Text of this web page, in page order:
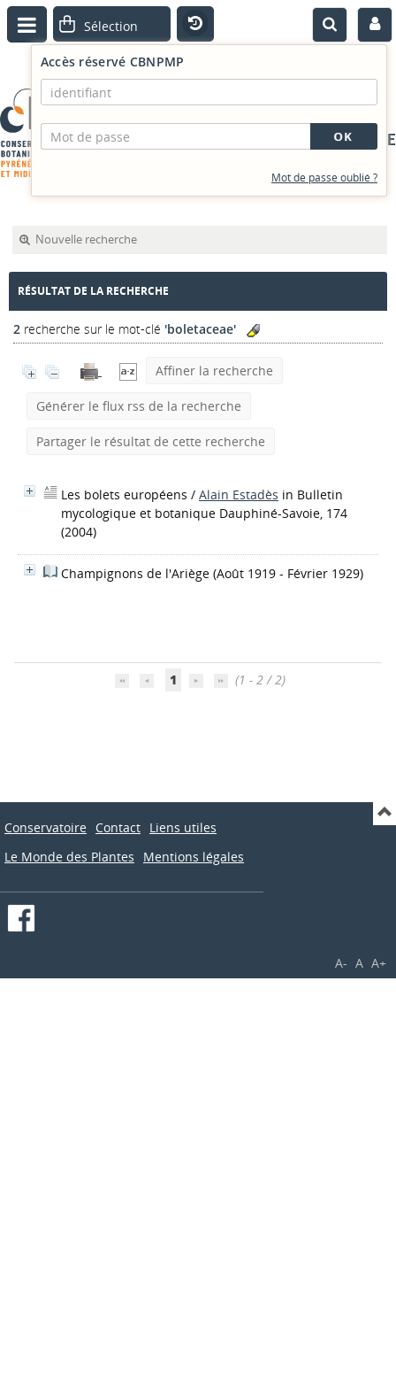
PORTAIL DOCUMENTAIRE
Accès réservé CBNPMP
Mot de passe oublié ?
Nouvelle recherche
RÉSULTAT DE LA RECHERCHE
2 recherche sur le mot-clé 'boletaceae'
Affiner la recherche
Générer le flux rss de la recherche
Partager le résultat de cette recherche
Les bolets européens / Alain Estadès in Bulletin
mycologique et botanique Dauphiné-Savoie, 174
(2004)
Champignons de l'Ariège (Août 1919 - Février 1929)
1 (1 - 2 / 2)
Conservatoire Contact Liens utiles
Le Monde des Plantes
Mentions légales
A- A A+